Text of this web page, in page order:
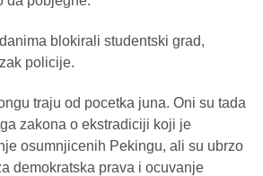
blokirali studentski grad,
policije.
traju od pocetka juna. Oni su tada
zakona o ekstradiciji koji je
osumnjicenih Pekingu, ali su ubrzo
demokratska prava i ocuvanje